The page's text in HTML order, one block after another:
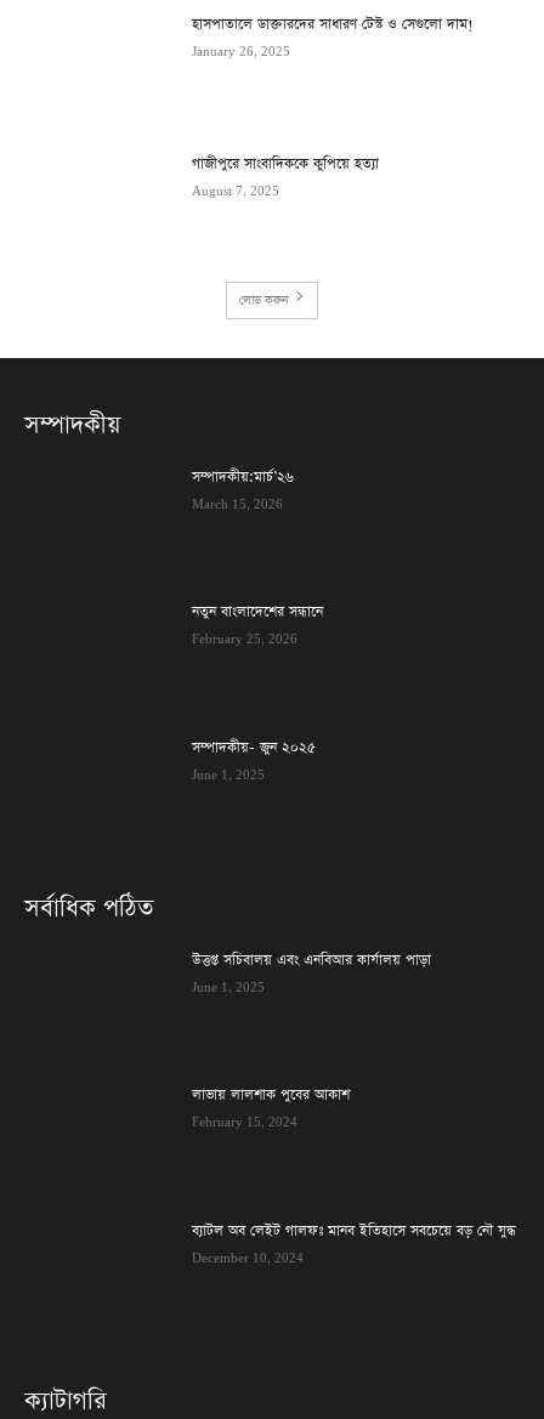
হাসপাতালে ডাক্তারদের সাধারণ টেস্ট ও সেগুলো দাম!
January 26, 2025
গাজীপুরে সাংবাদিককে কুপিয়ে হত্যা
August 7, 2025
লোড করুন
সম্পাদকীয়
সম্পাদকীয়:মার্চ’২৬
March 15, 2026
নতুন বাংলাদেশের সন্ধানে
February 25, 2026
সম্পাদকীয়- জুন ২০২৫
June 1, 2025
সর্বাধিক পঠিত
উত্তপ্ত সচিবালয় এবং এনবিআর কার্যালয় পাড়া
June 1, 2025
লাভায় লালশাক পুবের আকাশ
February 15, 2024
ব্যাটল অব লেইট গালফঃ মানব ইতিহাসে সবচেয়ে বড় নৌ যুদ্ধ
December 10, 2024
ক্যাটাগরি